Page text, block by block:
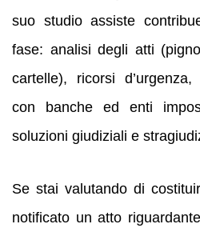
suo studio assiste
fase: analisi degli atti
cartelle), ricorsi
con banche ed enti
soluzioni giudiziali e
Se stai valutando di
notificato un atto